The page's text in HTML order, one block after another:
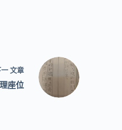
文章
座位